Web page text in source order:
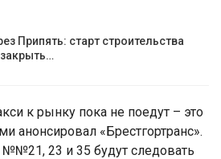
Припять: старт строительства
к рынку пока не поедут – это
анонсировал «Брестгортранс».
23 и 35 будут следовать